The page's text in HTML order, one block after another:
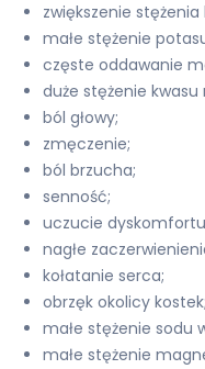
zwiększenie stężenia
małe stężenie
częste oddawanie
duże stężenie
ból głowy;
zmęczenie;
ból brzucha;
senność;
uczucie dyskomfortu
nagłe
kołatanie serca;
obrzęk okolicy kostek;
małe stężenie sodu
małe stężenie